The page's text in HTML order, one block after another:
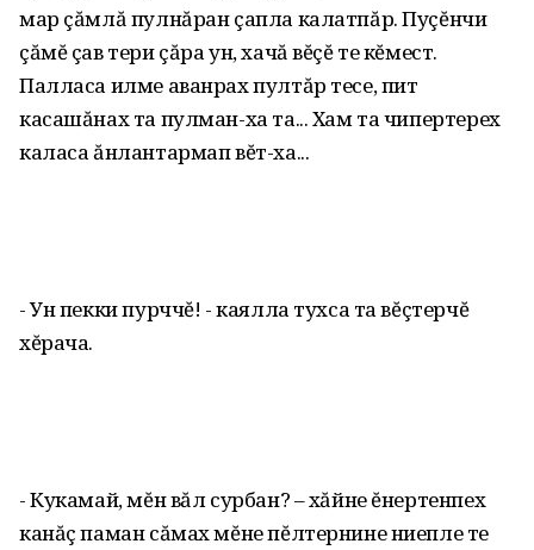
мар çăмлă пулнăран çапла калатпăр. Пуçĕнчи
çăмĕ çав тери çăра ун, хачă вĕçĕ те кĕмест.
Палласа илме аванрах пултăр тесе, пит
касашăнах та пулман-ха та... Хам та чипертерех
каласа ăнлантармап вĕт-ха...
- Ун пекки пурччĕ! - каялла тухса та вĕçтерчĕ
хĕрача.
- Кукамай, мĕн вăл сурбан? – хăйне ĕнертенпех
канăç паман сăмах мĕне пĕлтернине ниепле те